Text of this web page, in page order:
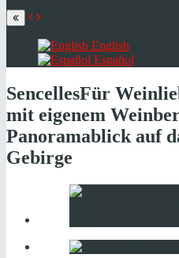
language
English
Español
SencellesFür
mit eigenem
Panoramablick auf
Gebirge